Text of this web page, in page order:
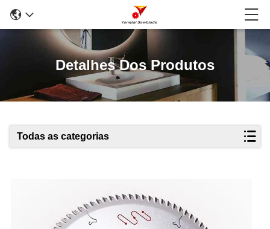
Detalhes Dos Produtos
Todas as categorias